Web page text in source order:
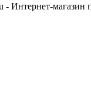
- Интернет-магазин